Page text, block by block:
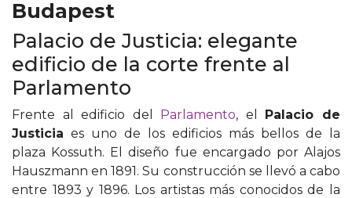
Budapest
Palacio de Justicia: elegante
edificio de la corte frente al
Parlamento
Frente al edificio del Parlamento, el Palacio de
Justicia es uno de los edificios más bellos de la
plaza Kossuth. El diseño fue encargado por Alajos
Hauszmann en 1891. Su construcción se llevó a cabo
entre 1893 y 1896. Los artistas más conocidos de la